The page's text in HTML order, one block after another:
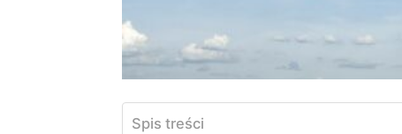
Spis treści